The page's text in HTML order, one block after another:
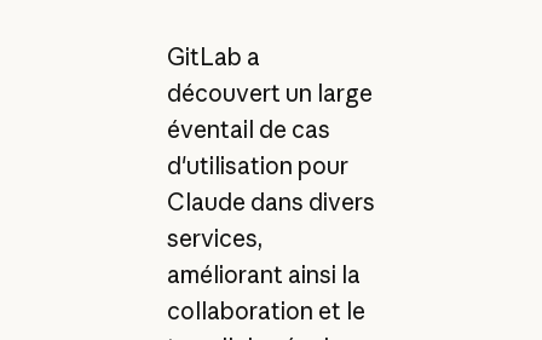
GitLab a
découvert un large
éventail de cas
d'utilisation pour
Claude dans divers
services,
améliorant ainsi la
collaboration et le